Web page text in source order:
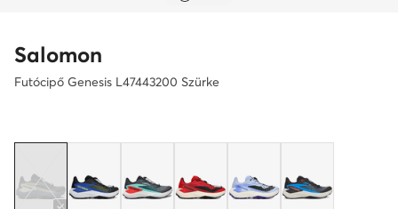
Salomon
Futócipő Genesis L47443200 Szürke